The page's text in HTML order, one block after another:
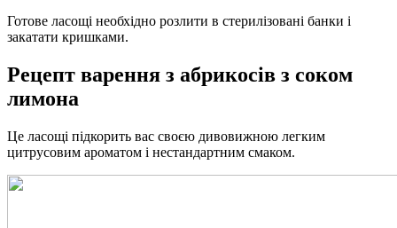
Готове ласощі необхідно розлити в стерилізовані банки і
закатати кришками.
Рецепт варення з абрикосів з соком
лимона
Це ласощі підкорить вас своєю дивовижною легким
цитрусовим ароматом і нестандартним смаком.